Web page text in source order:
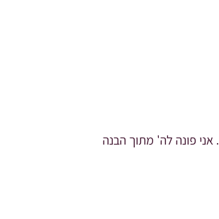
. אני פונה לה' מתוך הבנה